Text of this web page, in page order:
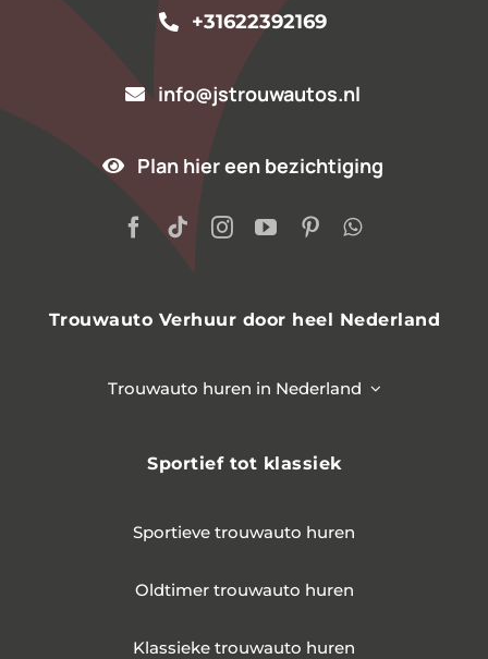
+31622392169
info@jstrouwautos.nl
Plan hier een bezichtiging
Trouwauto Verhuur door heel Nederland
Trouwauto huren in Nederland
Sportief tot klassiek
Sportieve trouwauto huren
Oldtimer trouwauto huren
Klassieke trouwauto huren